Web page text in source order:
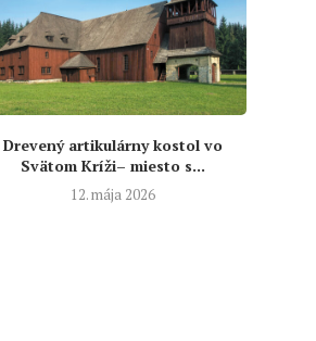
Drevený artikulárny kostol vo
Svätom Kríži– miesto s...
12. mája 2026